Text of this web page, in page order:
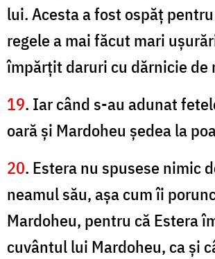
lui. Acesta a fost ospăţ
regele a mai făcut mari
împărţit daruri cu dărnicie de
19. Iar când s-au adunat
oară şi Mardoheu şedea la
20. Estera nu spusese nimic
neamul său, aşa cum îi
Mardoheu, pentru că Estera
cuvântul lui Mardoheu, ca şi